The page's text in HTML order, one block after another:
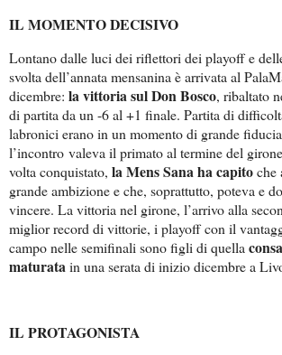
IL MOMENTO DECISIVO
Lontano dalle luci dei riflettori dei playoff e
svolta dell’annata mensanina è arrivata al
dicembre: la vittoria sul Don Bosco, ribaltato
di partita da un -6 al +1 finale. Partita di
labronici erano in un momento di grande
l’incontro valeva il primato al termine del
volta conquistato, la Mens Sana ha capitoche
grande ambizione e che, soprattutto, poteva e
vincere. La vittoria nel girone, l’arrivo alla
miglior record di vittorie, i playoff con il
campo nelle semifinali sono figli di quella
maturata in una serata di inizio dicembre a
IL PROTAGONISTA